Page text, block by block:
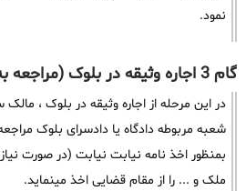
نمود.
گام 3 اجاره وثیقه در بلوک (مراجعه به شعبه)
در این مرحله از اجاره وثیقه در بلوک ،
شعبه مربوطه دادگاه یا دادسرای بلوک
بمنظور اخذ نامه نیابت نیابت (در صورت
ملک و ... را از مقام قضایی اخذ مینماید.